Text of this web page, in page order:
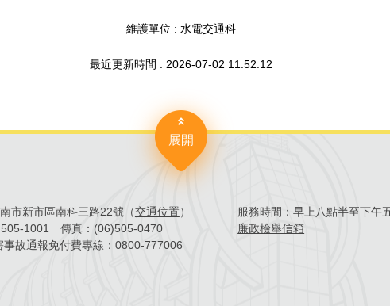
維護單位 : 水電交通科
最近更新時間 : 2026-07-02 11:52:12
展開
市新市區南科三路22號（交通位置）
1001 傳真： (06)505-0470
故通報免付費專線： 0800-777006
服務時間：早上八點半至下午
廉政檢舉信箱